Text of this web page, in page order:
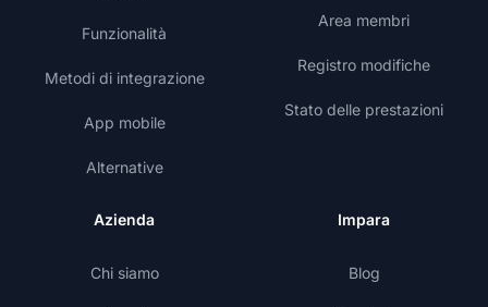
Funzionalità
Metodi di integrazione
App mobile
Alternative
Area membri
Registro modifiche
Stato delle prestazioni
Azienda
Chi siamo
Impara
Blog